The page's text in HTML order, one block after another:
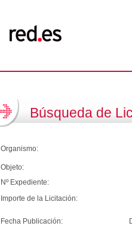
Búsqueda de
Organismo:
Objeto:
Nº Expediente:
Importe de la Licitación:
Fecha Publicación: